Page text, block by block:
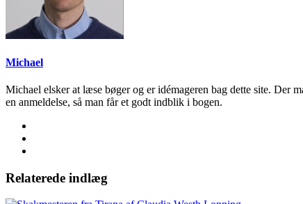
Michael
Michael elsker at læse bøger og er idémageren bag dette site. Der
en anmeldelse, så man får et godt indblik i bogen.
Relaterede indlæg